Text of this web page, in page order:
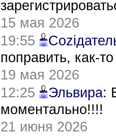
15 мая 2026
19:55
поправить, как-
19 мая 2026
12:25
Эльвира:
моментально!!!!
21 июня 2026